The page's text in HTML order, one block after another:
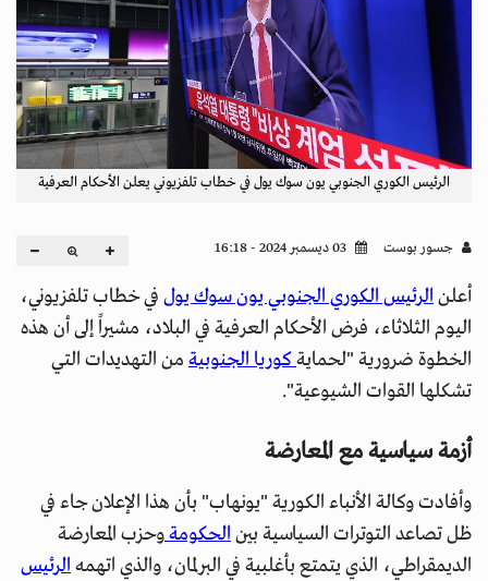
الرئيس الكوري الجنوبي يون سوك يول في خطاب تلفزيوني يعلن الأحكام العرفية
جسور بوست
أعلنالرئيس الكوري الجنوبي يون سوك يول في خطاب تلفزيوني،
اليوم الثلاثاء، فرض الأحكام العرفية في البلاد، مشيراً إلى أن هذه
الخطوة ضرورية "لحمايةكوريا الجنوبية من التهديدات التي
تشكلها القوات الشيوعية".
أزمة سياسية مع المعارضة
وأفادت وكالة الأنباء الكورية "يونهاب" بأن هذا الإعلان جاء في
ظل تصاعد التوترات السياسية بينالحكومةوحزب المعارضة
الديمقراطي، الذي يتمتع بأغلبية في البرلمان، والذي اتهمهالرئيس